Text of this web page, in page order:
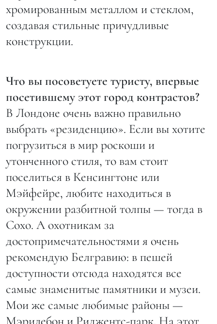
хромированным металлом и стеклом,
создавая стильные причудливые
конструкции.
Что вы посоветуете туристу, впервые
посетившему этот город контрастов?
В Лондоне очень важно правильно
выбрать «резиденцию». Если вы хотите
погрузиться в мир роскоши и
утонченного стиля, то вам стоит
поселиться в Кенсингтоне или
Мэйфейре, любите находиться в
окружении разбитной толпы — тогда в
Сохо. А охотникам за
достопримечательностями я очень
рекомендую Белгравию: в пешей
доступности отсюда находятся все
самые знаменитые памятники и музеи.
Мои же самые любимые районы —
Мэрилебон и Риджентс-парк. На этот